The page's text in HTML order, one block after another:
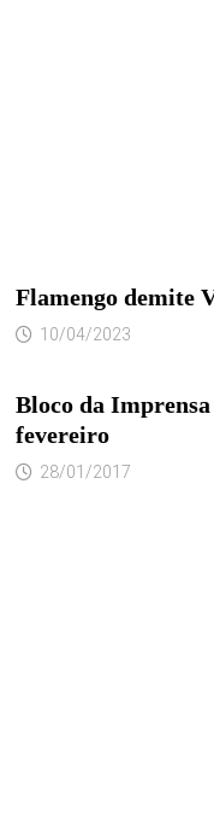
Flamengo demite
10/04/2023
Bloco da
fevereiro
28/01/2017